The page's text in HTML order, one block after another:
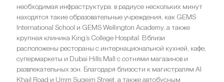
необходимая инфраструктура: в радиусе нескольких минут
находятся такие образовательные учреждения, как GEMS
International School и GEMS Wellington Academy, а также
крупная клиника King’s College Hospital. Вблизи
расположены рестораны с интернациональной кухней, кафе,
супермаркеты и Dubai Hills Mall с сотнями магазинов и
развлекательных зон. Благодаря близости к магистралям Al
Khail Road и Umm Suqeim Street, а также автобусным